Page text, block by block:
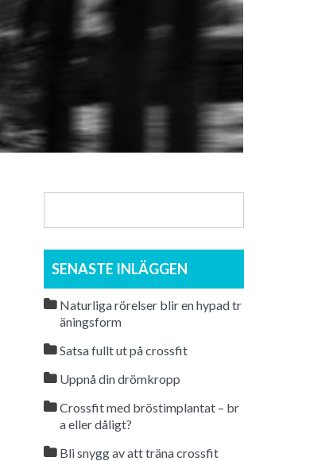
SENASTE INLÄGGEN
Naturliga rörelser blir en hypad tr
äningsform
Satsa fullt ut på crossfit
Uppnå din drömkropp
Crossfit med bröstimplantat – br
a eller dåligt?
Bli snygg av att träna crossfit